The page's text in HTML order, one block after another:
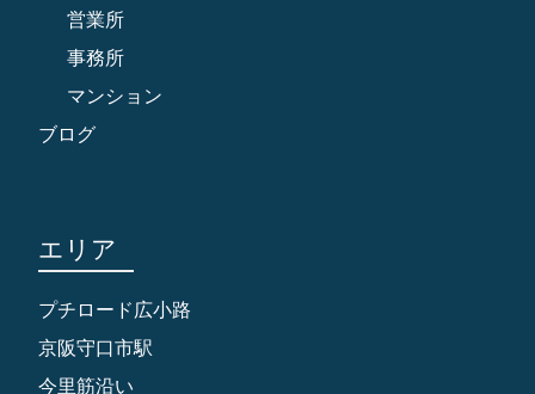
営業所
事務所
マンション
ブログ
エリア
プチロード広小路
京阪守口市駅
今里筋沿い